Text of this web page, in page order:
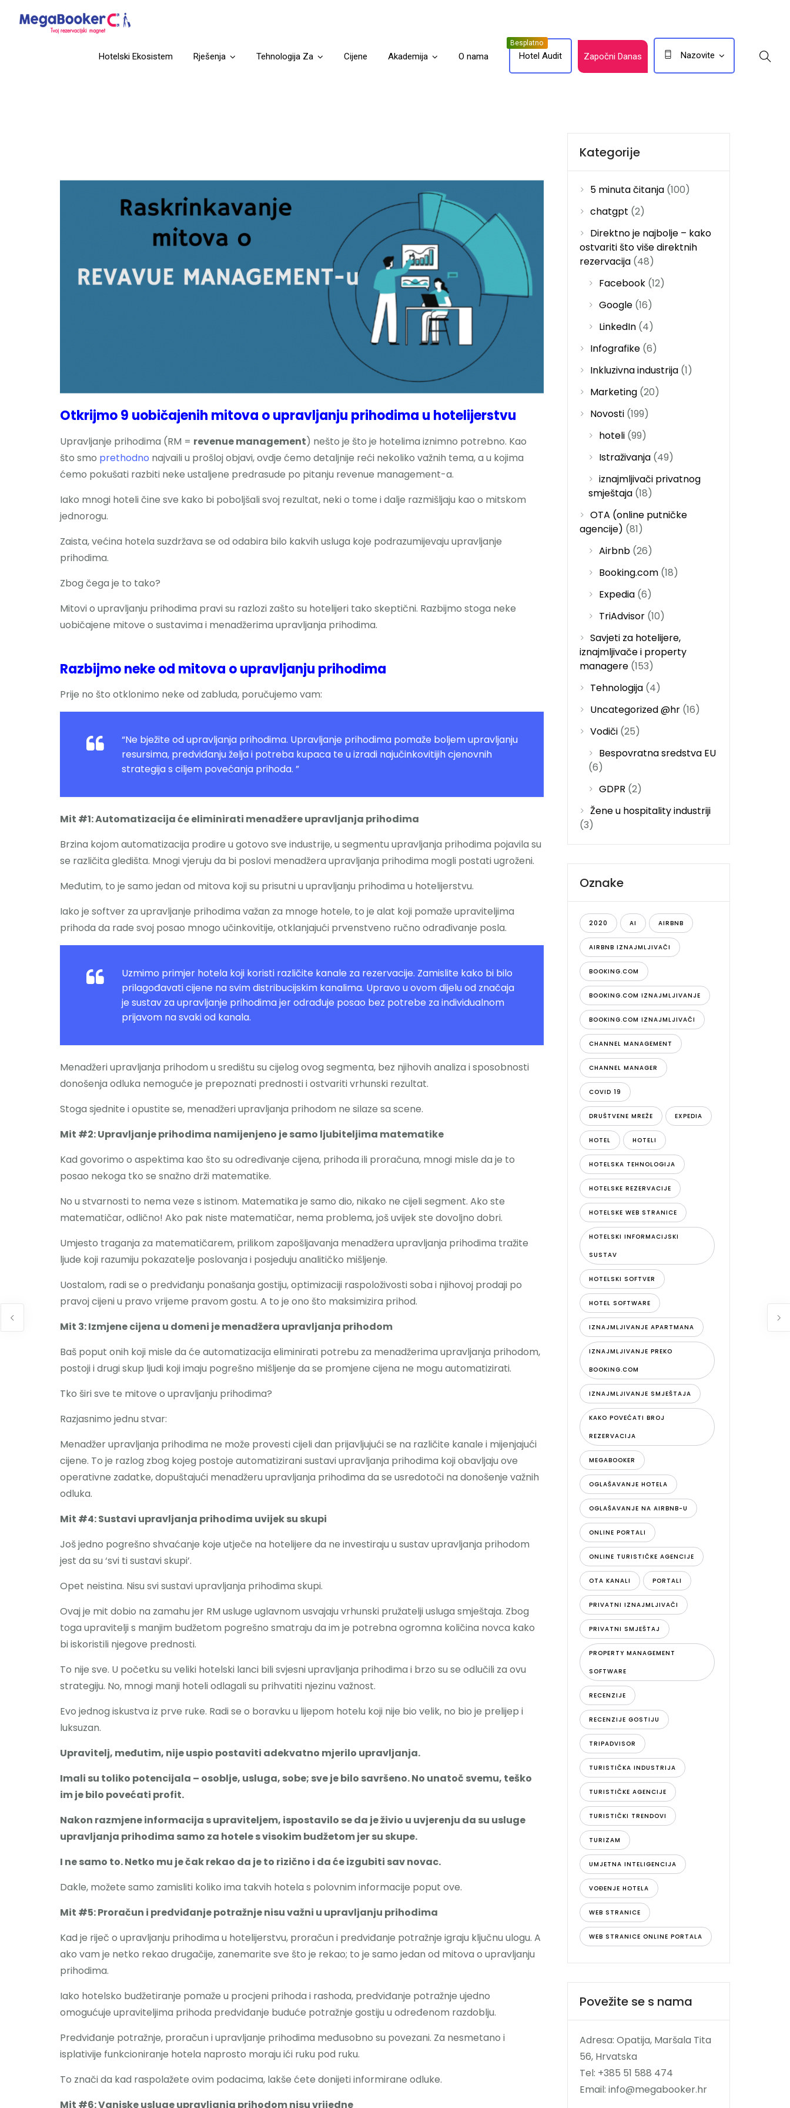
Hotelski Ekosistem Rješenja Tehnologija Za Cijene Akademija O nama Hotel Audit Započni Danas Nazovite
Otkrijmo 9 uobičajenih mitova o upravljanju prihodima u hotelijerstvu
Upravljanje prihodima (RM = revenue management) nešto je što je hotelima iznimno potrebno. Kao
što smo prethodno najvaili u prošloj objavi, ovdje ćemo detaljnije reći nekoliko važnih tema, a u kojima
ćemo pokušati razbiti neke ustaljene predrasude po pitanju revenue management-a.
Iako mnogi hoteli čine sve kako bi poboljšali svoj rezultat, neki o tome i dalje razmišljaju kao o mitskom
jednorogu.
Zaista, većina hotela suzdržava se od odabira bilo kakvih usluga koje podrazumijevaju upravljanje
prihodima.
Zbog čega je to tako?
Mitovi o upravljanju prihodima pravi su razlozi zašto su hotelijeri tako skeptični. Razbijmo stoga neke
uobičajene mitove o sustavima i menadžerima upravljanja prihodima.
Razbijmo neke od mitova o upravljanju prihodima
Prije no što otklonimo neke od zabluda, poručujemo vam:
“Ne bježite od upravljanja prihodima. Upravljanje prihodima pomaže boljem upravljanju
resursima, predviđanju želja i potreba kupaca te u izradi najučinkovitijih cjenovnih
strategija s ciljem povećanja prihoda. ”
Mit #1: Automatizacija će eliminirati menadžere upravljanja prihodima
Brzina kojom automatizacija prodire u gotovo sve industrije, u segmentu upravljanja prihodima pojavila su
se različita gledišta. Mnogi vjeruju da bi poslovi menadžera upravljanja prihodima mogli postati ugroženi.
Međutim, to je samo jedan od mitova koji su prisutni u upravljanju prihodima u hotelijerstvu.
Iako je softver za upravljanje prihodima važan za mnoge hotele, to je alat koji pomaže upraviteljima
prihoda da rade svoj posao mnogo učinkovitije, otklanjajući prvenstveno ručno odrađivanje posla.
Uzmimo primjer hotela koji koristi različite kanale za rezervacije. Zamislite kako bi bilo
prilagođavati cijene na svim distribucijskim kanalima. Upravo u ovom dijelu od značaja
je sustav za upravljanje prihodima jer odrađuje posao bez potrebe za individualnom
prijavom na svaki od kanala.
Menadžeri upravljanja prihodom u središtu su cijelog ovog segmenta, bez njihovih analiza i sposobnosti
donošenja odluka nemoguće je prepoznati prednosti i ostvariti vrhunski rezultat.
Stoga sjednite i opustite se, menadžeri upravljanja prihodom ne silaze sa scene.
Mit #2: Upravljanje prihodima namijenjeno je samo ljubiteljima matematike
Kad govorimo o aspektima kao što su određivanje cijena, prihoda ili proračuna, mnogi misle da je to
posao nekoga tko se snažno drži matematike.
No u stvarnosti to nema veze s istinom. Matematika je samo dio, nikako ne cijeli segment. Ako ste
matematičar, odlično! Ako pak niste matematičar, nema problema, još uvijek ste dovoljno dobri.
Umjesto traganja za matematičarem, prilikom zapošljavanja menadžera upravljanja prihodima tražite
ljude koji razumiju pokazatelje poslovanja i posjeduju analitičko mišljenje.
Uostalom, radi se o predviđanju ponašanja gostiju, optimizaciji raspoloživosti soba i njihovoj prodaji po
pravoj cijeni u pravo vrijeme pravom gostu. A to je ono što maksimizira prihod.
Mit 3: Izmjene cijena u domeni je menadžera upravljanja prihodom
Baš poput onih koji misle da će automatizacija eliminirati potrebu za menadžerima upravljanja prihodom,
postoji i drugi skup ljudi koji imaju pogrešno mišljenje da se promjene cijena ne mogu automatizirati.
Tko širi sve te mitove o upravljanju prihodima?
Razjasnimo jednu stvar:
Menadžer upravljanja prihodima ne može provesti cijeli dan prijavljujući se na različite kanale i mijenjajući
cijene. To je razlog zbog kojeg postoje automatizirani sustavi upravljanja prihodima koji obavljaju ove
operativne zadatke, dopuštajući menadžeru upravljanja prihodima da se usredotoči na donošenje važnih
odluka.
Mit #4: Sustavi upravljanja prihodima uvijek su skupi
Još jedno pogrešno shvaćanje koje utječe na hotelijere da ne investiraju u sustav upravljanja prihodom
jest da su ‘svi ti sustavi skupi’.
Opet neistina. Nisu svi sustavi upravljanja prihodima skupi.
Ovaj je mit dobio na zamahu jer RM usluge uglavnom usvajaju vrhunski pružatelji usluga smještaja. Zbog
toga upravitelji s manjim budžetom pogrešno smatraju da im je potrebna ogromna količina novca kako
bi iskoristili njegove prednosti.
To nije sve. U početku su veliki hotelski lanci bili svjesni upravljanja prihodima i brzo su se odlučili za ovu
strategiju. No, mnogi manji hoteli odlagali su prihvatiti njezinu važnost.
Evo jednog iskustva iz prve ruke. Radi se o boravku u lijepom hotelu koji nije bio velik, no bio je prelijep i
luksuzan.
Upravitelj, međutim, nije uspio postaviti adekvatno mjerilo upravljanja.
Imali su toliko potencijala – osoblje, usluga, sobe; sve je bilo savršeno. No unatoč svemu, teško
im je bilo povećati profit.
Nakon razmjene informacija s upraviteljem, ispostavilo se da je živio u uvjerenju da su usluge
upravljanja prihodima samo za hotele s visokim budžetom jer su skupe.
I ne samo to. Netko mu je čak rekao da je to rizično i da će izgubiti sav novac.
Dakle, možete samo zamisliti koliko ima takvih hotela s polovnim informacije poput ove.
Mit #5: Proračun i predviđanje potražnje nisu važni u upravljanju prihodima
Kad je riječ o upravljanju prihodima u hotelijerstvu, proračun i predviđanje potražnje igraju ključnu ulogu. A
ako vam je netko rekao drugačije, zanemarite sve što je rekao; to je samo jedan od mitova o upravljanju
prihodima.
Iako hotelsko budžetiranje pomaže u procjeni prihoda i rashoda, predviđanje potražnje ujedno
omogućuje upraviteljima prihoda predviđanje buduće potražnje gostiju u određenom razdoblju.
Predviđanje potražnje, proračun i upravljanje prihodima međusobno su povezani. Za nesmetano i
isplativije funkcioniranje hotela naprosto moraju ići ruku pod ruku.
To znači da kad raspolažete ovim podacima, lakše ćete donijeti informirane odluke.
Mit #6: Vanjske usluge upravljanja prihodom nisu vrijedne
Kategorije
5 minuta čitanja(100)
chatgpt (2)
Direktno je najbolje – kako
ostvariti što više direktnih
rezervacija(48)
Facebook(12)
Google(16)
LinkedIn(4)
Infografike(6)
Inkluzivna industrija(1)
Marketing(20)
Novosti(199)
hoteli(99)
Istraživanja(49)
iznajmljivači privatnog
smještaja(18)
OTA (online putničke
agencije) (81)
Airbnb(26)
Booking.com(18)
Expedia(6)
TriAdvisor(10)
Savjeti za hotelijere,
iznajmljivače i property
managere(153)
Tehnologija(4)
Uncategorized @hr(16)
Vodiči(25)
Bespovratna sredstva EU
(6)
GDPR (2)
Žene u hospitality industriji
(3)
Oznake
2020 AI AIRBNB
AIRBNB IZNAJMLJIVAČI
BOOKING.COM
BOOKING.COM IZNAJMLJIVANJE
BOOKING.COM IZNAJMLJIVAČI
CHANNEL MANAGEMENT
CHANNEL MANAGER
COVID 19
DRUŠTVENE MREŽE EXPEDIA
HOTEL HOTELI
HOTELSKA TEHNOLOGIJA
HOTELSKE REZERVACIJE
HOTELSKE WEB STRANICE
HOTELSKI INFORMACIJSKI
SUSTAV
HOTELSKI SOFTVER
HOTEL SOFTWARE
IZNAJMLJIVANJE APARTMANA
IZNAJMLJIVANJE PREKO
BOOKING.COM
IZNAJMLJIVANJE SMJEŠTAJA
KAKO POVEĆATI BROJ
REZERVACIJA
MEGABOOKER
OGLAŠAVANJE HOTELA
OGLAŠAVANJE NA AIRBNB-U
ONLINE PORTALI
ONLINE TURISTIČKE AGENCIJE
OTA KANALI PORTALI
PRIVATNI IZNAJMLJIVAČI
PRIVATNI SMJEŠTAJ
PROPERTY MANAGEMENT
SOFTWARE
RECENZIJE
RECENZIJE GOSTIJU
TRIPADVISOR
TURISTIČKA INDUSTRIJA
TURISTIČKE AGENCIJE
TURISTIČKI TRENDOVI
TURIZAM
UMJETNA INTELIGENCIJA
VOĐENJE HOTELA
WEB STRANICE
WEB STRANICE ONLINE PORTALA
Povežite se s nama
Adresa: Opatija, Maršala Tita
56, Hrvatska
Tel: +385 51 588 474
Email: info@megabooker.hr